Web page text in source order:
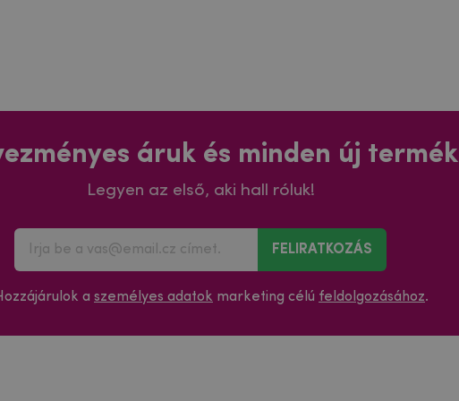
áruk és minden új termék
Legyen az első, aki hall róluk!
FELIRATKOZÁS
a személyes adatok marketing célú feldolgozásához.